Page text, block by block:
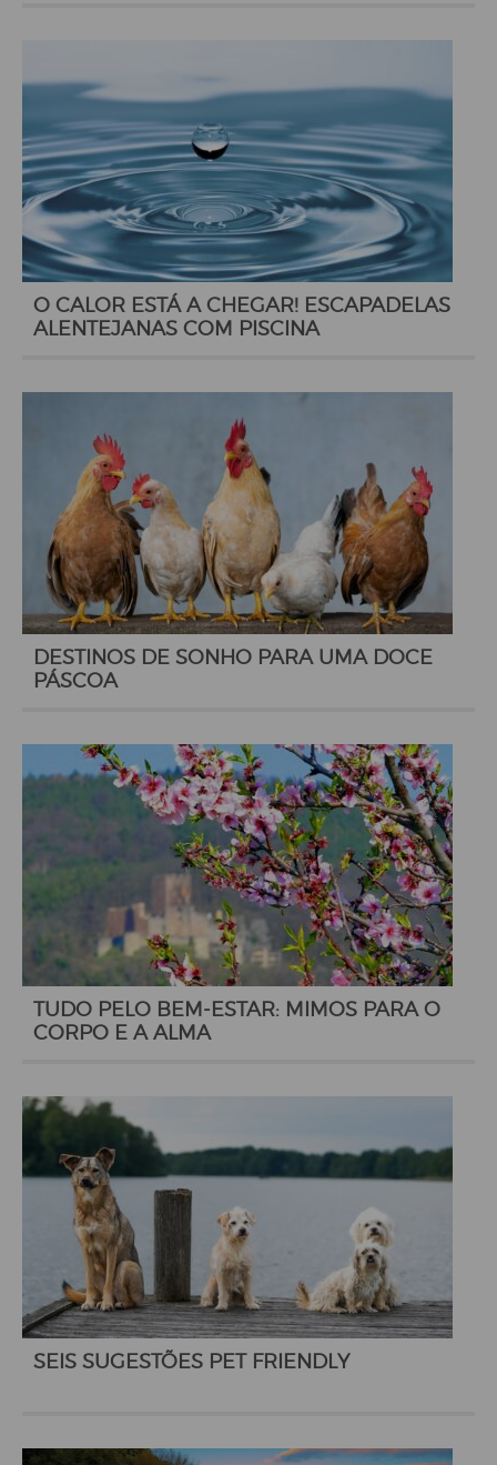
O CALOR ESTÁ A CHEGAR! ESCAPADELAS
ALENTEJANAS COM PISCINA
DESTINOS DE SONHO PARA UMA DOCE
PÁSCOA
TUDO PELO BEM-ESTAR: MIMOS PARA O
CORPO E A ALMA
SEIS SUGESTÕES PET FRIENDLY